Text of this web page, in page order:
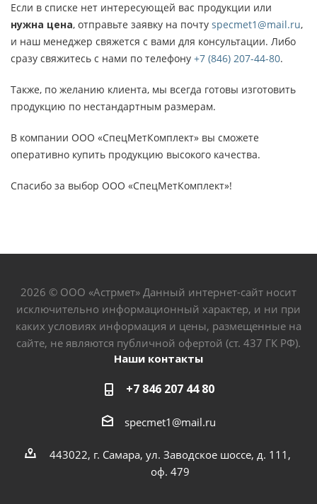
Если в списке нет интересующей вас продукции или
нужна цена, отправьте заявку на почту specmet1@mail.ru,
и наш менеджер свяжется с вами для консультации. Либо
сразу свяжитесь с нами по телефону +7 (846) 207-44-80.
Также, по желанию клиента, мы всегда готовы изготовить
продукцию по нестандартным размерам.
В компании ООО «СпецМетКомплект» вы сможете
оперативно купить продукцию высокого качества.
Спасибо за выбор ООО «СпецМетКомплект»!
2026 © ООО «Астрмет» Данный интернет-сайт носит
исключительно информационный характер, и ни при
каких условиях информация и цены, размещенные на
сайте, не являются публичной офертой (ст. 437 ГК РФ).
Наши контакты
+7 846 207 44 80
specmet1@mail.ru
443022, г. Самара, ул. Заводское шоссе, д. 111,
оф. 479